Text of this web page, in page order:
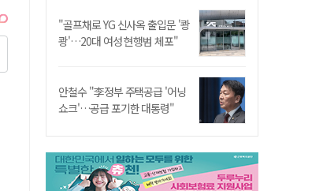
"골프채로 YG 신사옥 출입문 '쾅
쾅'…20대 여성 현행범 체포"
안철수 "李정부 주택공급 '어닝
쇼크'…공급 포기한 대통령"